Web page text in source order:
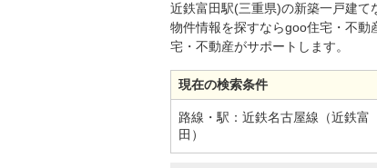
近鉄富田駅(三重県)の新築一戸建て
物件情報を探すならgoo住宅・不
宅・不動産がサポートします。
現在の検索条件
路線・駅：近鉄名古屋線（近鉄富
田）